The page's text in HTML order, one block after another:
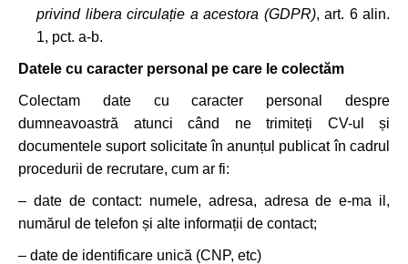
privind libera circulație a acestora (GDPR), art. 6 alin.
1, pct. a-b.
Datele cu caracter personal pe care le colectăm
Colectam date cu caracter personal despre
dumneavoastră atunci când ne trimiteți CV-ul și
documentele suport solicitate în anunțul publicat în cadrul
procedurii de recrutare, cum ar fi:
– date de contact: numele, adresa, adresa de e-ma il,
numărul de telefon și alte informații de contact;
– date de identificare unică (CNP, etc)